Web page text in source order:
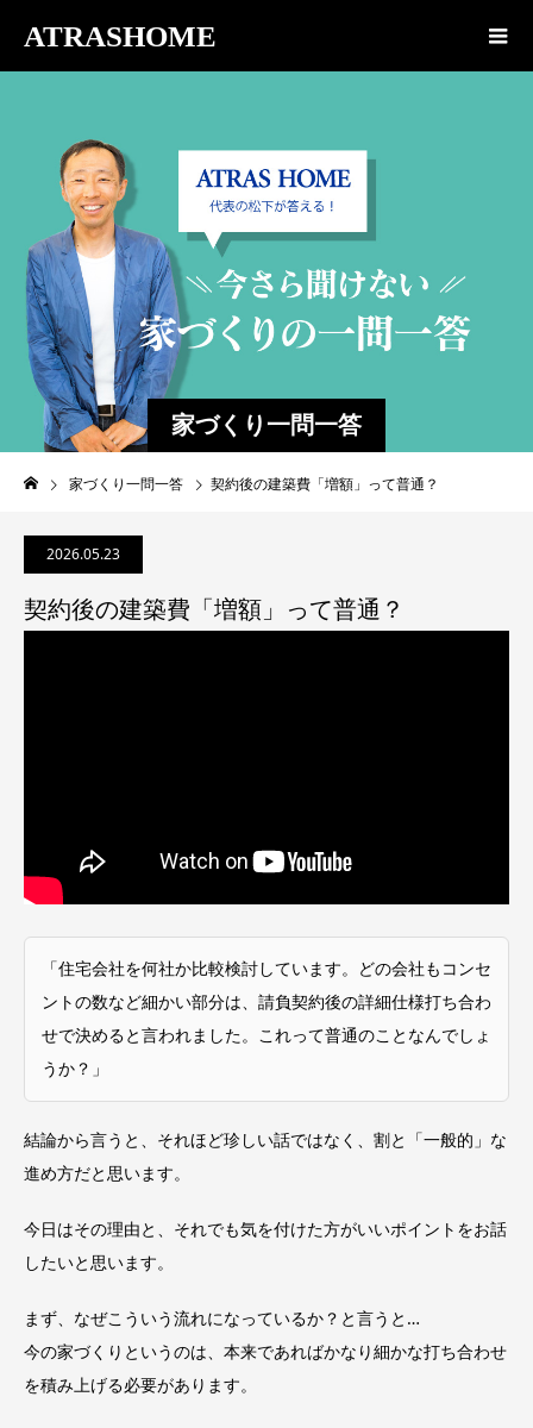
ATRASHOME
家づくり一問一答
家づくり一問一答 契約後の建築費「増額」って普通？
2026.05.23
契約後の建築費「増額」って普通？
「住宅会社を何社か比較検討しています。どの会社もコンセ
ントの数など細かい部分は、請負契約後の詳細仕様打ち合わ
せで決めると言われました。これって普通のことなんでしょ
うか？」
結論から言うと、それほど珍しい話ではなく、割と「一般的」な
進め方だと思います。
今日はその理由と、それでも気を付けた方がいいポイントをお話
したいと思います。
まず、なぜこういう流れになっているか？と言うと…
今の家づくりというのは、本来であればかなり細かな打ち合わせ
を積み上げる必要があります。